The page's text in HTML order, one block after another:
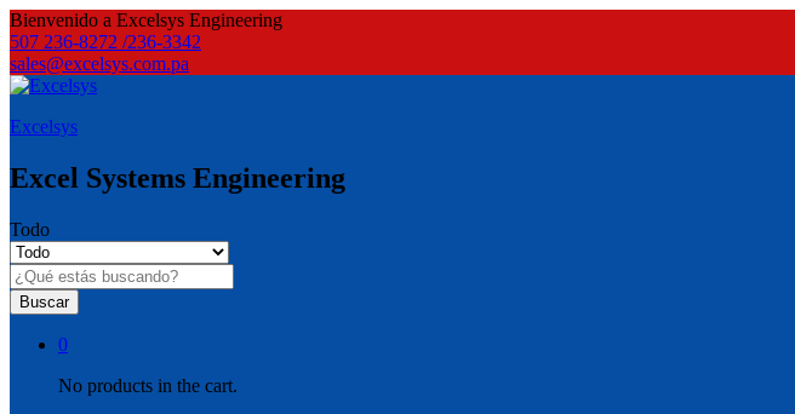
Bienvenido a Excelsys Engineering
507 236-8272 /236-3342
sales@excelsys.com.pa
Excelsys
Excel Systems Engineering
Todo
Buscar
0
No products in the cart.